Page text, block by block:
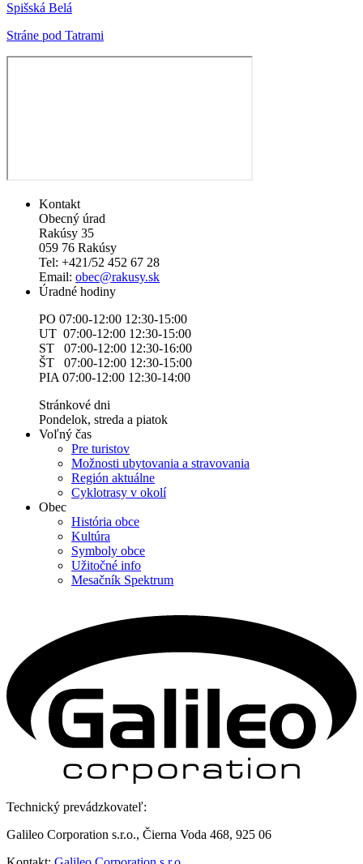
Spišská Belá
Stráne pod Tatrami
Kontakt
Obecný úrad
Rakúsy 35
059 76 Rakúsy
Tel: +421/52 452 67 28
Email: obec@rakusy.sk
Úradné hodiny
PO 07:00-12:00 12:30-15:00
UT 07:00-12:00 12:30-15:00
ST 07:00-12:00 12:30-16:00
ŠT 07:00-12:00 12:30-15:00
PIA 07:00-12:00 12:30-14:00
Stránkové dni
Pondelok, streda a piatok
Voľný čas
Pre turistov
Možnosti ubytovania a stravovania
Región aktuálne
Cyklotrasy v okolí
Obec
História obce
Kultúra
Symboly obce
Užitočné info
Mesačník Spektrum
Technický prevádzkovateľ:
Galileo Corporation s.r.o., Čierna Voda 468, 925 06